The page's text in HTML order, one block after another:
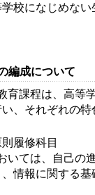
学校になじめな
編成について
育課程は、高等
、それぞれの特
履修科目
いては、自己の
情報に関する